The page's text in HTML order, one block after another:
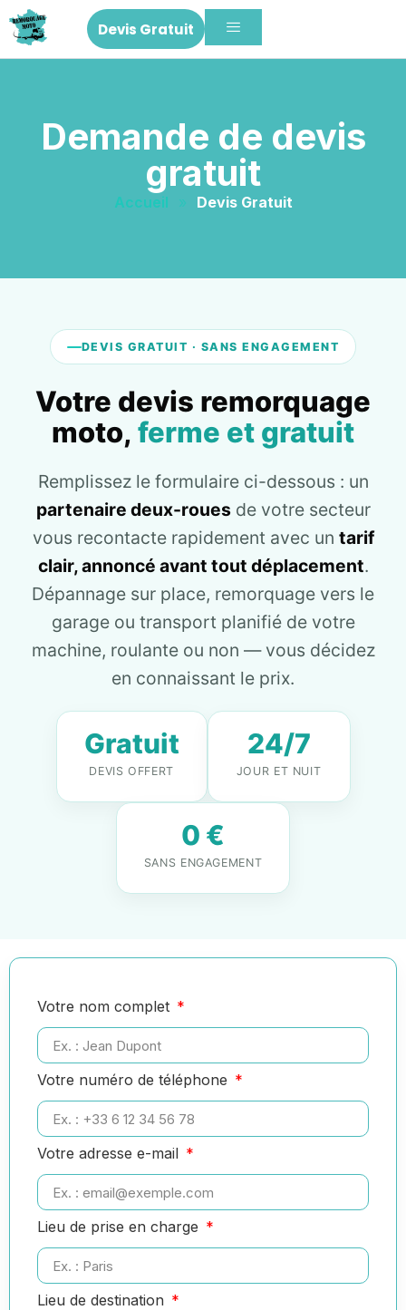
Devis Gratuit
Demande de devis
gratuit
Accueil » Devis Gratuit
DEVIS GRATUIT · SANS ENGAGEMENT
Votre devis remorquage
moto, ferme et gratuit
Remplissez le formulaire ci-dessous : un
partenaire deux-rouesde votre secteur
vous recontacte rapidement avec un tarif
clair, annoncé avant tout déplacement.
Dépannage sur place, remorquage vers le
garage ou transport planifié de votre
machine, roulante ou non — vous décidez
en connaissant le prix.
Gratuit
DEVIS OFFERT
24/7
JOUR ET NUIT
0 €
SANS ENGAGEMENT
Votre nom complet
Votre numéro de téléphone
Votre adresse e-mail
Lieu de prise en charge
Lieu de destination